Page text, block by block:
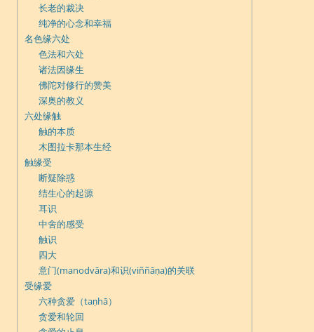
长老的裁决
纯净的心念和幸福
名色缘六处
色法和六处
诸法因缘生
佛陀对修行的赞美
深奥的教义
六处缘触
触的本质
木图拉卡那本生经
触缘受
断疑除惑
结生心的起源
耳识
中舍的感受
触识
四大
意门(manodvāra)和识(viññāṇa)的关联
受缘爱
六种贪爱（taṇhā）
贪爱和轮回